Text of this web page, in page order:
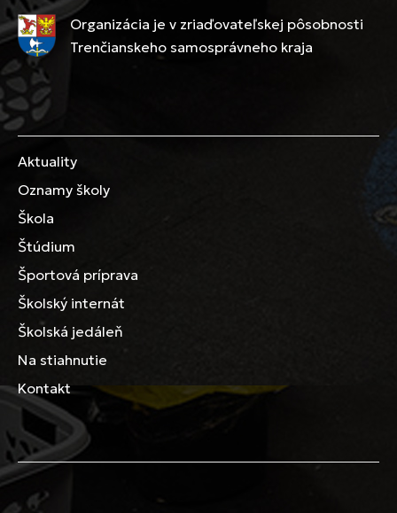
Organizácia je v zriaďovateľskej pôsobnosti
Trenčianskeho samosprávneho kraja
Aktuality
Oznamy školy
Škola
Štúdium
Športová príprava
Školský internát
Školská jedáleň
Na stiahnutie
Kontakt